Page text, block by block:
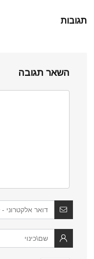
תגובות
השאר תגובה